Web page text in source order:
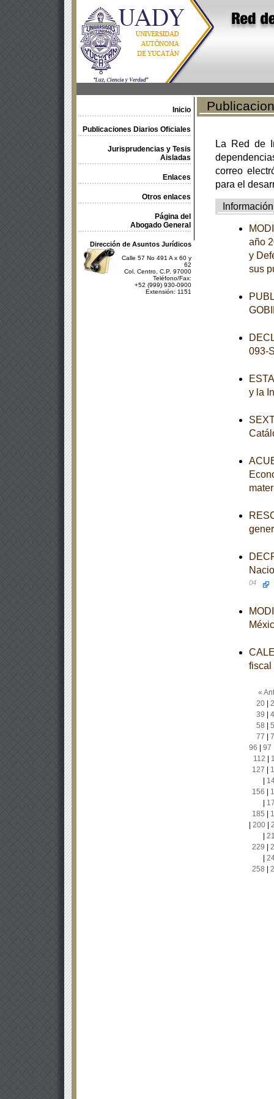
Inicio
Publicaciones Diarios Oficiales
Jurisprudencias y Tesis
Aisladas
Enlaces
Otros enlaces
Página del
Abogado General
Dirección de Asuntos Jurídicos
Calle 57 No 491 A x 60 y
62
Col. Centro, C.P. 97000
Teléfono/Fax:
+52 (999) 930-0900
Extensión: 1151
La Red de
correo
para el
Información
año
y
sus
093-
y la
04
fiscal
«
20|
39
58
77
96
97
112
127
156
185
200|
229
258